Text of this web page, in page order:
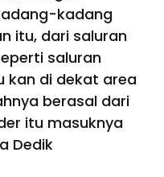
kadang
itu, dari saluran
saluran
kan di dekat area
berasal dari
itu masuknya
Dedik